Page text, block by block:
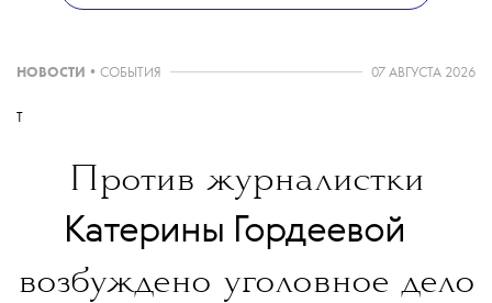
НОВОСТИ • СОБЫТИЯ 07 АВГУСТА 2026
T
Против журналистки
Катерины Гордеевой
возбуждено уголовное дело